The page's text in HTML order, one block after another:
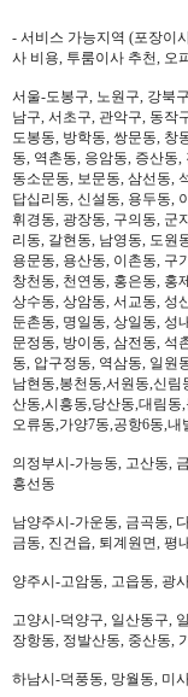
- 서비스 가능지역 (포장이
사 비용, 투룸이사 추천, 오
서울-도봉구, 노원구, 강북
남구, 서초구, 관악구, 동작
도봉동, 방학동, 쌍문동, 창
동, 역촌동, 응암동, 증산동,
동소문동, 보문동, 삼선동,
답십리동, 신설동, 용두동,
휘경동, 광장동, 구의동, 군
리동, 갈현동, 남영동, 도원
용문동, 용산동, 이촌동, 구
창천동, 천연동, 홍은동, 홍
상수동, 상암동, 서교동, 성
둔촌동, 명일동, 상일동, 성
문정동, 방이동, 삼전동, 석
동, 압구정동, 역삼동, 일원
남현동,봉천동,서원동,신
산동,시흥동,당산동,대림
오류동,가양7동,공항6동,
의정부시-가능동, 고산동,
흥선동
남양주시-가운동, 금곡동,
금동, 진건읍, 퇴계원면, 평
양주시-고암동, 고읍동, 광
고양시-덕양구, 일산동구,
장항동, 정발산동, 중산동,
하남시-덕풍동, 망월동, 미